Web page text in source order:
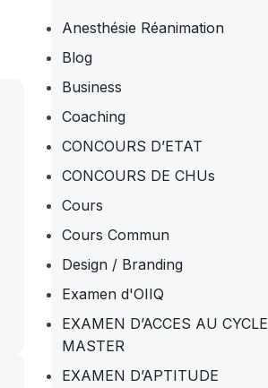
Anesthésie Réanimation
Blog
Business
Coaching
CONCOURS D’ETAT
CONCOURS DE CHUs
Cours
Cours Commun
Design / Branding
Examen d'OIIQ
EXAMEN D’ACCES AU CYCLE
MASTER
EXAMEN D’APTITUDE